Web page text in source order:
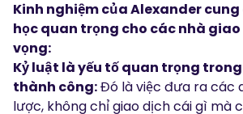
Kinh nghiệm của Alexander
học quan trọng cho các nhà
vọng:
Kỷ luật là yếu tố quan trọng
thành công:Đó là việc đưa ra các
lược, không chỉ giao dịch cái gì mà